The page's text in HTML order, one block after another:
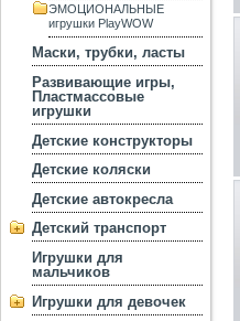
ЭМОЦИОНАЛЬНЫЕ
игрушки PlayWOW
Маски, трубки, ласты
Развивающие игры,
Пластмассовые
игрушки
Детские конструкторы
Детские коляски
Детские автокресла
Детский транспорт
Игрушки для
мальчиков
Игрушки для девочек